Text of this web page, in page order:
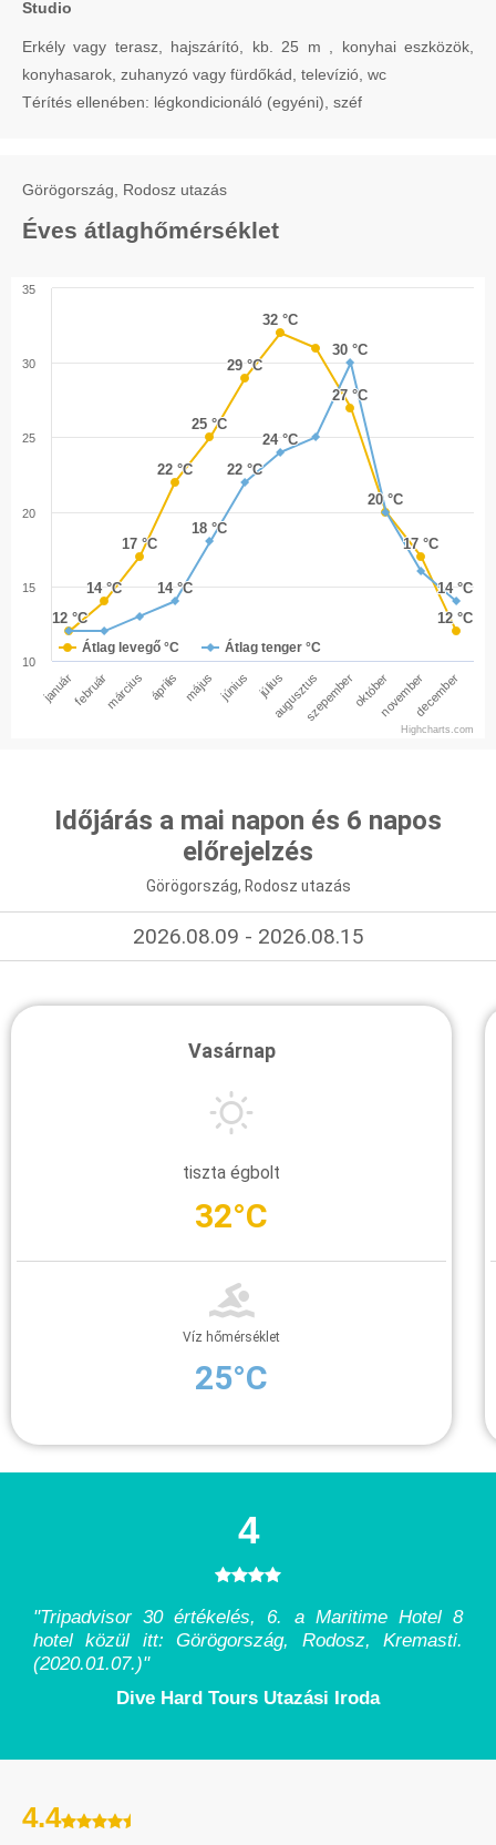
Studio
Erkély vagy terasz, hajszárító, kb. 25 m , konyhai eszközök,
konyhasarok, zuhanyzó vagy fürdőkád, televízió, wc
Térítés ellenében: légkondicionáló (egyéni), széf
Görögország, Rodosz utazás
Éves átlaghőmérséklet
12 °C
12 °C
14 °C
14 °C
17 °C
17 °C
22 °C
22 °C
25 °C
25 °C
29 °C
29 °C
32 °C
32 °C
27 °C
27 °C
20 °C
20 °C
17 °C
17 °C
12 °C
12 °C
14 °C
14 °C
18 °C
18 °C
22 °C
22 °C
24 °C
24 °C
30 °C
30 °C
14 °C
14 °C
Átlag levegő °C Átlag tenger °C
januárfebruármárcius április május június júliusaugusztusszepemberoktóbernovemberdecember
10
15
20
25
30
35
Highcharts.com
Időjárás a mai napon és 6 napos
előrejelzés
Görögország, Rodosz utazás
2026.08.09 - 2026.08.15
Vasárnap
tiszta égbolt
32°C
Víz hőmérséklet
25°C
4
"Tripadvisor 30 értékelés, 6. a Maritime Hotel 8
hotel közül itt: Görögország, Rodosz, Kremasti.
(2020.01.07.)"
Dive Hard Tours Utazási Iroda
4.4